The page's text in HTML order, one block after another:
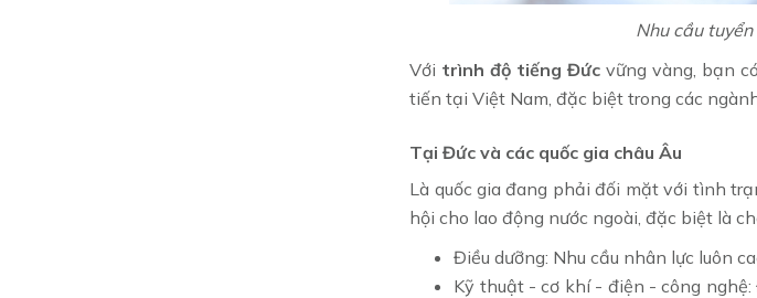
Nhu cầu
Với trình độ tiếng Đức vững vàng, bạn
tiến tại Việt Nam, đặc biệt trong các
Tại Đức và các quốc gia châu Âu
Là quốc gia đang phải đối mặt với tình
hội cho lao động nước ngoài, đặc biệt là
Điều dưỡng: Nhu cầu nhân lực luôn
Kỹ thuật - cơ khí - điện - công